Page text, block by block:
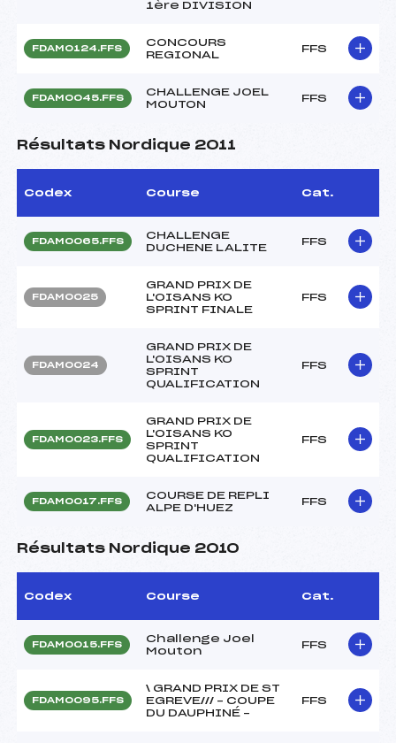
1ère DIVISION
FDAM0124.FFS
CONCOURS
REGIONAL
FFS
FDAM0045.FFS
CHALLENGE JOEL
MOUTON
FFS
Résultats Nordique 2011
Codex Course Cat.
FDAM0065.FFS
CHALLENGE
DUCHENE LALITE
FFS
FDAM0025
GRAND PRIX DE
L'OISANS KO
SPRINT FINALE
FFS
FDAM0024
GRAND PRIX DE
L'OISANS KO
SPRINT
QUALIFICATION
FFS
FDAM0023.FFS
GRAND PRIX DE
L'OISANS KO
SPRINT
QUALIFICATION
FFS
FDAM0017.FFS
COURSE DE REPLI
ALPE D'HUEZ
FFS
Résultats Nordique 2010
Codex Course Cat.
FDAM0015.FFS
Challenge Joel
Mouton
FFS
FDAM0095.FFS
\ GRAND PRIX DE ST
EGREVE/// – COUPE
DU DAUPHINÉ –
FFS